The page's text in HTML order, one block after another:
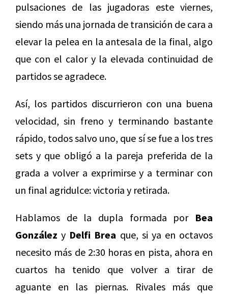
pulsaciones de las jugadoras este viernes,
siendo más una jornada de transición de cara a
elevar la pelea en la antesala de la final, algo
que con el calor y la elevada continuidad de
partidos se agradece.
Así, los partidos discurrieron con una buena
velocidad, sin freno y terminando bastante
rápido, todos salvo uno, que sí se fue a los tres
sets y que obligó a la pareja preferida de la
grada a volver a exprimirse y a terminar con
un final agridulce: victoria y retirada.
Hablamos de la dupla formada por Bea
González y Delfi Brea que, si ya en octavos
necesito más de 2:30 horas en pista, ahora en
cuartos ha tenido que volver a tirar de
aguante en las piernas. Rivales más que